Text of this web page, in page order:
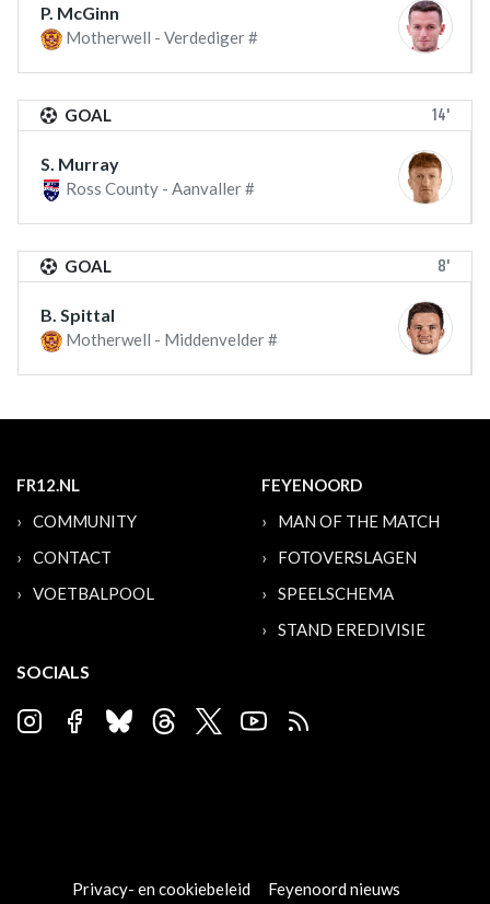
P. McGinn
Motherwell - Verdediger #
GOAL 14'
S. Murray
Ross County - Aanvaller #
GOAL 8'
B. Spittal
Motherwell - Middenvelder #
FR12.NL
COMMUNITY
CONTACT
VOETBALPOOL
FEYENOORD
MAN OF THE MATCH
FOTOVERSLAGEN
SPEELSCHEMA
STAND EREDIVISIE
SOCIALS
Privacy- en cookiebeleid Feyenoord nieuws